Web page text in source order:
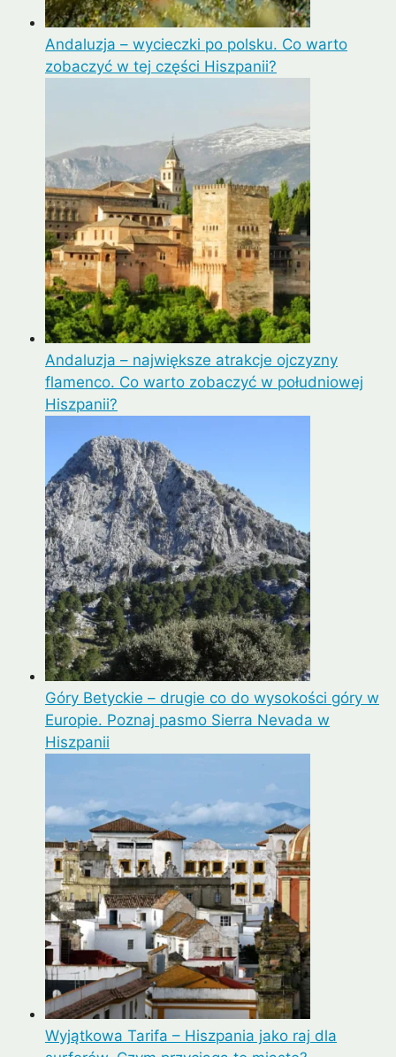
Andaluzja – wycieczki po polsku. Co warto
zobaczyć w tej części Hiszpanii?
Andaluzja – największe atrakcje ojczyzny
flamenco. Co warto zobaczyć w południowej
Hiszpanii?
Góry Betyckie – drugie co do wysokości góry w
Europie. Poznaj pasmo Sierra Nevada w
Hiszpanii
Wyjątkowa Tarifa – Hiszpania jako raj dla